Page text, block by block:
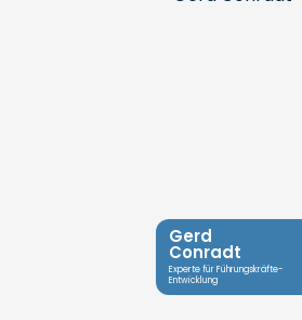
Gerd
Conradt
Experte für Führungskräfte-
Entwicklung